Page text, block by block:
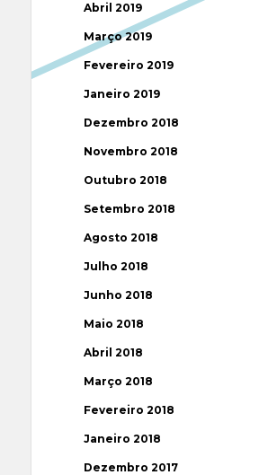
Abril 2019
Março 2019
Fevereiro 2019
Janeiro 2019
Dezembro 2018
Novembro 2018
Outubro 2018
Setembro 2018
Agosto 2018
Julho 2018
Junho 2018
Maio 2018
Abril 2018
Março 2018
Fevereiro 2018
Janeiro 2018
Dezembro 2017